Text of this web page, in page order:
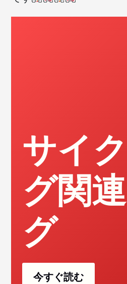
サイ
グ関
グ
今すぐ読む